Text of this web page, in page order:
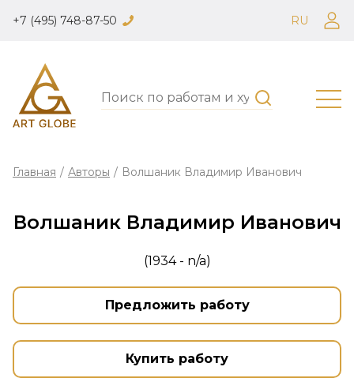
+7 (495) 748-87-50 RU
Главная / Авторы / Волшаник Владимир Иванович
Волшаник Владимир Иванович
(1934 - n/a)
Предложить работу
Купить работу